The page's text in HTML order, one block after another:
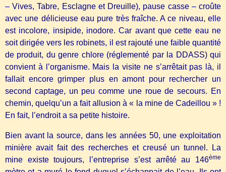
– Vives, Tabre, Esclagne et Dreuille), pause casse – croûte
avec une délicieuse eau pure très fraîche. A ce niveau, elle
est incolore, insipide, inodore. Car avant que cette eau ne
soit dirigée vers les robinets, il est rajouté une faible quantité
de produit, du genre chlore (réglementé par la DDASS) qui
convient à l’organisme. Mais la visite ne s’arrêtait pas là, il
fallait encore grimper plus en amont pour rechercher un
second captage, un peu comme une roue de secours. En
chemin, quelqu’un a fait allusion à « la mine de Cadeillou » !
En fait, l’endroit a sa petite histoire.
Bien avant la source, dans les années 50, une exploitation
minière avait fait des recherches et creusé un tunnel. La
mine existe toujours, l’entreprise s’est arrêté au 146ème